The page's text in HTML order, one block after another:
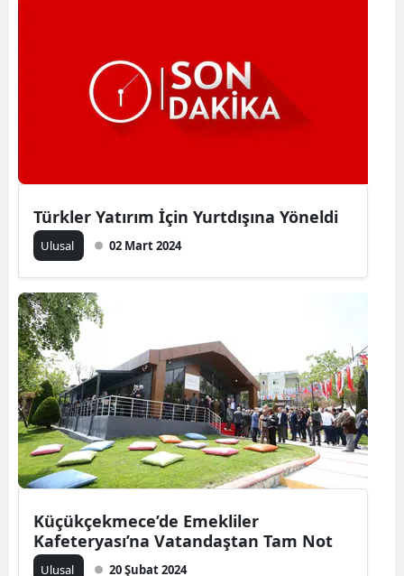
Aksaray
Karaman
Kırıkkale
Ardahan
Iğdır
Yalova
Karabük
Türkler Yatırım İçin Yurtdışına Yöneldi
Ulusal 02 Mart 2024
Küçükçekmece’de Emekliler
Kafeteryası’na Vatandaştan Tam Not
Ulusal 20 Şubat 2024